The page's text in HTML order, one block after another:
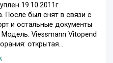
19.10.2011г.
После был снят в связи с
и остальные документы
Модель: Viessmann Vitopend
открытая...